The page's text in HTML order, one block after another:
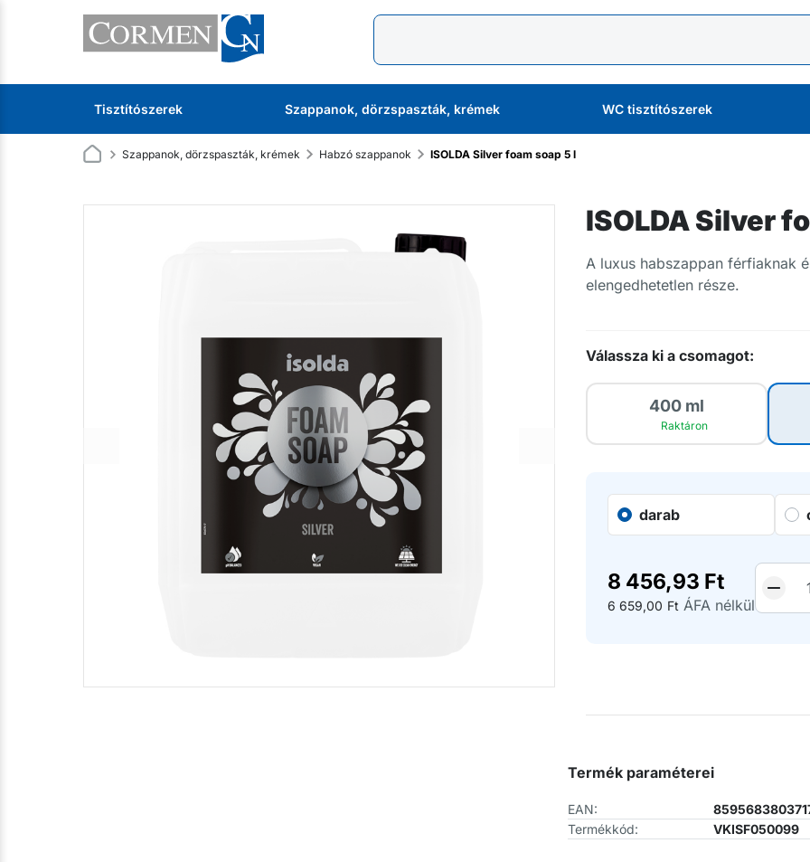
Tisztítószerek Szappanok, dörzspaszták, krémek WC tisztítószerek
Szappanok, dörzspaszták, krémek Habzó szappanok ISOLDA Silver foam soap 5 l
ISOLDA Silver
A luxus habszappan férfiaknak
elengedhetetlen része.
Válassza ki a csomagot:
400 ml
Raktáron
darab
8 456,93 Ft
6 659,00 Ft ÁFA nélkül
Termék paraméterei
EAN:
Termékkód:
VKISF050099